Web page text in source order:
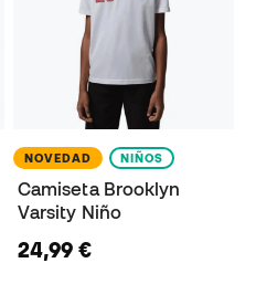
NOVEDAD NIÑOS
Camiseta Brooklyn
Varsity Niño
24,99 €